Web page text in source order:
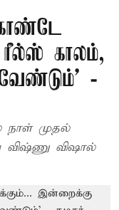
ரீல்ஸ் காலம்,
-
நாள் முதல்
விஷ்ணு விஷால்